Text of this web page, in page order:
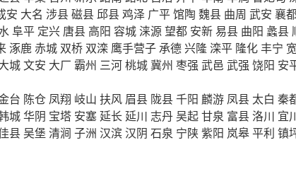
安 大名 涉县磁县邱县鸡泽 广平馆陶 魏县 曲周 武安 襄
阜平 定兴 唐县 高阳 容城 涞源望都 安新易县 曲阳 蠡县
涿鹿赤城 双桥 双滦 鹰手营子承德兴隆 滦平 隆化丰宁
城文安 大厂 霸州 三河桃城冀州 枣强 武邑 武强 饶阳 安
台 陈仓 凤翔 岐山 扶风 眉县 陇县千阳 麟游 凤县 太白 秦
城华阴 宝塔 安塞延长 延川 志丹吴起甘泉 富县洛川 宜
县吴堡 清涧 子洲 汉滨汉阴 石泉 宁陕紫阳 岚皋平利 镇